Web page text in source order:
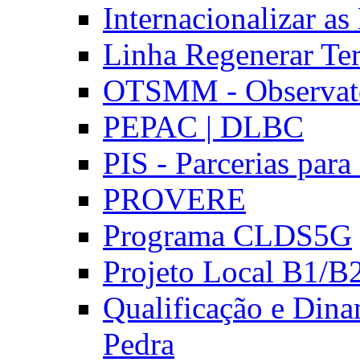
Internacionalizar
Linha Regenerar
OTSMM -
PEPAC | DLBC
PIS - Parcerias
PROVERE
Programa CLDS5G
Projeto Local B1/
Qualificação e
Pedra